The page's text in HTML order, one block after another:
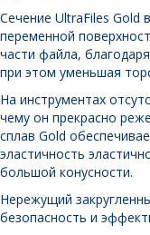
Сечение UltraFiles Gold
переменной
части файла,
при этом уменьшая
На инструментах
чему он прекрасно
сплав Gold
эластичность
большой конусности.
Нережущий
безопасность и